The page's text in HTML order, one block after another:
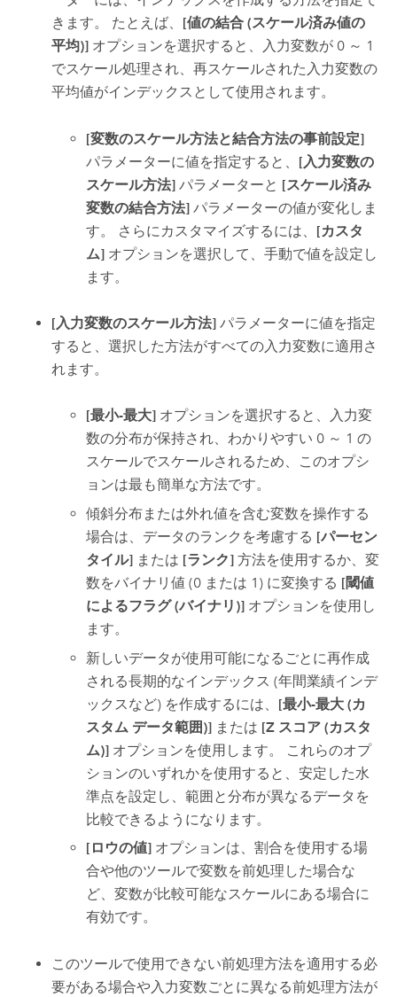
きます。 たとえば、 [値の結合 (スケール済み値の
平均)] オプションを選択すると、入力変数が 0 ～ 1
でスケール処理され、再スケールされた入力変数の
平均値がインデックスとして使用されます。
[変数のスケール方法と結合方法の事前設定]
パラメーターに値を指定すると、 [入力変数の
スケール方法] パラメーターと [スケール済み
変数の結合方法] パラメーターの値が変化しま
す。 さらにカスタマイズするには、 [カスタ
ム] オプションを選択して、手動で値を設定し
ます。
[入力変数のスケール方法] パラメーターに値を指定
すると、選択した方法がすべての入力変数に適用さ
れます。
[最小-最大] オプションを選択すると、入力変
数の分布が保持され、わかりやすい 0 ～ 1 の
スケールでスケールされるため、このオプシ
ョンは最も簡単な方法です。
傾斜分布または外れ値を含む変数を操作する
場合は、データのランクを考慮する [パーセン
タイル] または [ランク] 方法を使用するか、変
数をバイナリ値 (0 または 1) に変換する [閾値
によるフラグ (バイナリ)] オプションを使用し
ます。
新しいデータが使用可能になるごとに再作成
される長期的なインデックス (年間業績インデ
ックスなど) を作成するには、 [最小-最大 (カ
スタム データ範囲)] または [Z スコア (カスタ
ム)] オプションを使用します。 これらのオプ
ションのいずれかを使用すると、安定した水
準点を設定し、範囲と分布が異なるデータを
比較できるようになります。
[ロウの値] オプションは、割合を使用する場
合や他のツールで変数を前処理した場合な
ど、変数が比較可能なスケールにある場合に
有効です。
このツールで使用できない前処理方法を適用する必
要がある場合や入力変数ごとに異なる前処理方法が